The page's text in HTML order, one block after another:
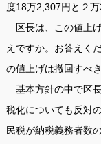
度18万2,307円と２
区長は、この値上
えですか。お答えく
の値上げは撤回すべ
基本方針の中で区
税化についても反対
民税が納税義務者数